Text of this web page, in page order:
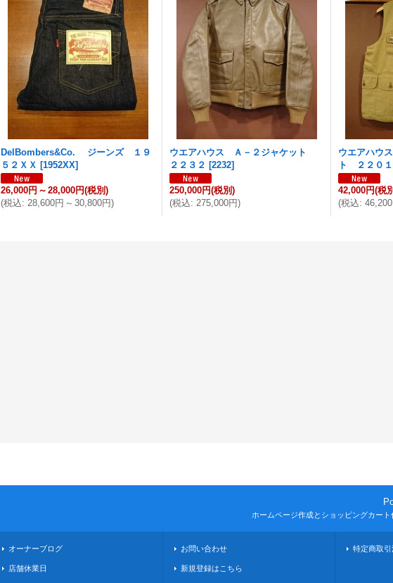
DelBombers&Co. ジーンズ １９
５２ＸＸ [1952XX]
26,000円 ～ 28,000円(税別)
(税込: 28,600円 ～ 30,800円)
ウエアハウス Ａ－２ジャケット
２２３２ [2232]
250,000円(税別)
(税込: 275,000円)
ウエアハウ
ト ２２０１
42,000円(税
(税込: 46,200
ホームページ作成とショッピングカー
オーナーブログ
店舗休業日
お問い合わせ
新規登録はこちら
特定商取